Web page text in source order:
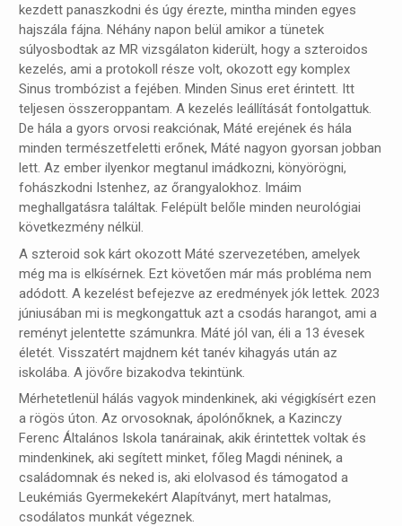
kezdett panaszkodni és úgy érezte, mintha minden egyes
hajszála fájna. Néhány napon belül amikor a tünetek
súlyosbodtak az MR vizsgálaton kiderült, hogy a szteroidos
kezelés, ami a protokoll része volt, okozott egy komplex
Sinus trombózist a fejében. Minden Sinus eret érintett. Itt
teljesen összeroppantam. A kezelés leállítását fontolgattuk.
De hála a gyors orvosi reakciónak, Máté erejének és hála
minden természetfeletti erőnek, Máté nagyon gyorsan jobban
lett. Az ember ilyenkor megtanul imádkozni, könyörögni,
fohászkodni Istenhez, az őrangyalokhoz. Imáim
meghallgatásra találtak. Felépült belőle minden neurológiai
következmény nélkül.
A szteroid sok kárt okozott Máté szervezetében, amelyek
még ma is elkísérnek. Ezt követően már más probléma nem
adódott. A kezelést befejezve az eredmények jók lettek. 2023
júniusában mi is megkongattuk azt a csodás harangot, ami a
reményt jelentette számunkra. Máté jól van, éli a 13 évesek
életét. Visszatért majdnem két tanév kihagyás után az
iskolába. A jövőre bizakodva tekintünk.
Mérhetetlenül hálás vagyok mindenkinek, aki végigkísért ezen
a rögös úton. Az orvosoknak, ápolónőknek, a Kazinczy
Ferenc Általános Iskola tanárainak, akik érintettek voltak és
mindenkinek, aki segített minket, főleg Magdi néninek, a
családomnak és neked is, aki elolvasod és támogatod a
Leukémiás Gyermekekért Alapítványt, mert hatalmas,
csodálatos munkát végeznek.